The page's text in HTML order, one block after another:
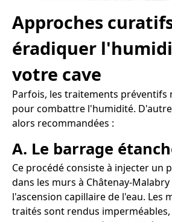
Approches
éradiquer
votre cave
Parfois, les traitements préventifs
pour combattre l'humidité.
alors recommandées :
A. Le barrage
Ce procédé consiste à injecter un
dans les murs à Châtenay-
l'ascension capillaire de l'eau. Les
traités sont rendus